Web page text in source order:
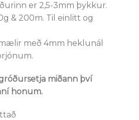
er 2,5-3mm þykkur.
& 200m. Til einlitt og
með 4mm heklunál
miðann því
honum.